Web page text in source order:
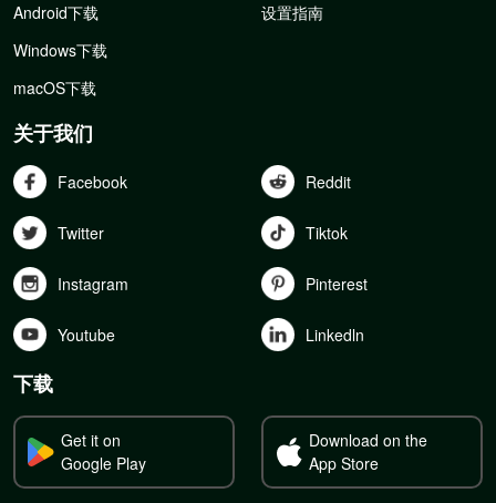
Android下载
Windows下载
macOS下载
设置指南
关于我们
Facebook Reddit
Twitter Tiktok
Instagram Pinterest
Youtube Linkedln
下载
Get it on
Google Play
Download on the
App Store